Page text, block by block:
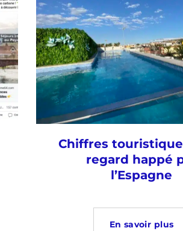
Chiffres
regard happé
l’Espagne
En savoir plus